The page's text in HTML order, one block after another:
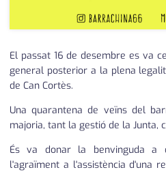
El passat 16 de desembre es va
general posterior a la plena
de Can Cortès.
Una quarantena de veïns del
majoria, tant la gestió de la Junta,
És va donar la benvinguda a
l'agraïment a l'assistència d'una